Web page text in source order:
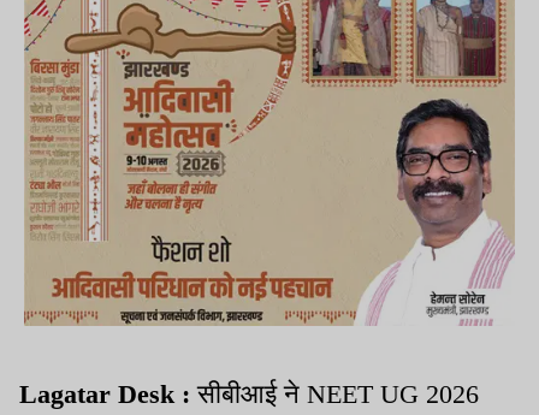
Lagatar Desk : सीबीआई ने NEET UG 2026